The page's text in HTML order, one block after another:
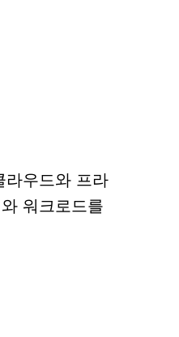
라우드와 프라
워크로드를